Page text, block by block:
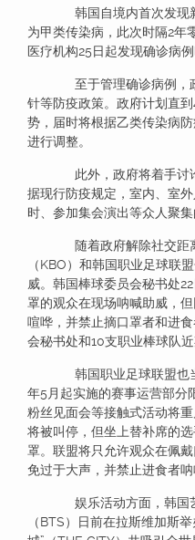
韩国自境内首次发现
为甲类传染病，此次时隔2年
医疗机构25日起发现确诊病
至于管理确诊病例，
针等防疫政策。政府计划直
势，届时将根据乙类传染病
进行调整。
此外，政府将着手讨
据现行防疫规定，室内、室
时、参加集会演出等众人聚
随着政府解除社交距
（KBO）和韩国职业足球联
威。韩国棒球委员会秘书处
罩的观众在现场呐喊助威，
喧哗，并禁止摘口罩者和进
会秘书处和10支职业棒球队
韩国职业足球联盟也
年5月起实施的赛事运营部分
粉丝见面会等接触式活动将
将被叫停，但坐上替补席的
罩。联盟将只允许观众在佩
免过于大声，并禁止进食者呐
娱乐活动方面，韩国
（BTS）日前在拉斯维加斯